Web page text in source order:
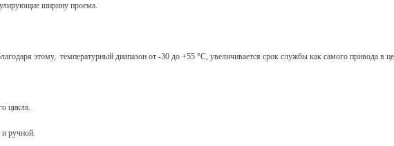
ширину проема.
этому, температурный диапазон от -30 до +55 °С, увеличивается срок службы как самого привода в
цикла.
ручной.